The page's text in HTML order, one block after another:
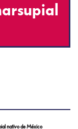
nativo de México